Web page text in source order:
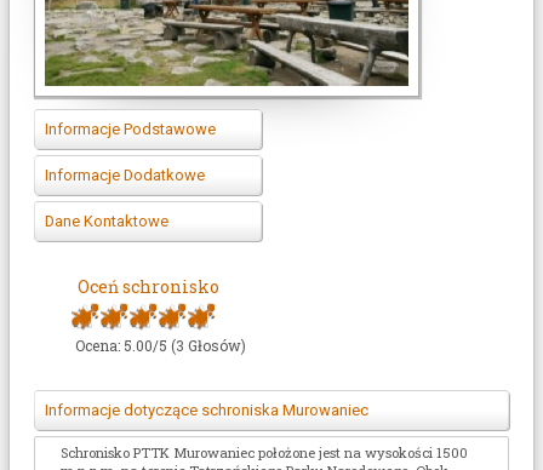
Informacje Podstawowe
Ilość miejsc
Zakres cen
(zł)
36-49
Gastronomia
posiłki)
Sanitariaty
prysznic)
Informacje Dodatkowe
Koordynaty GPS
Zniżki PTTK
Możliwość
płatności kartą
Możliwość
wcześniejszej
Pole namiotowe
brak
Możliwośc spania
na podłodze
brak
Dane Kontaktowe
E-mail
murowaniec@e-
tatry.pl
WWW
www.murowaniec.e-
tatry.pl/
Oceń schronisko
Ocena: 5.00/5 (3 Głosów)
Informacje dotyczące schroniska Murowaniec
Schronisko PTTK Murowaniec położone jest na wysokości 1500